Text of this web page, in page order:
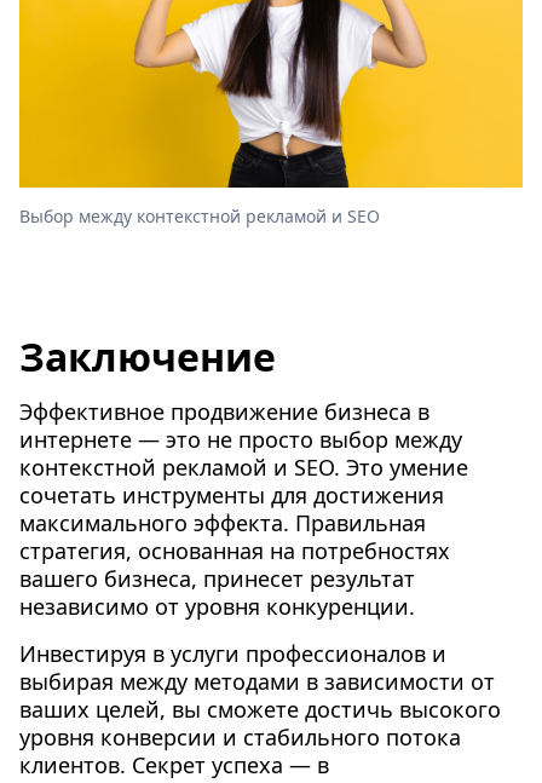
Выбор между контекстной рекламой и SEO
Заключение
Эффективное продвижение бизнеса в
интернете — это не просто выбор между
контекстной рекламой и SEO. Это умение
сочетать инструменты для достижения
максимального эффекта. Правильная
стратегия, основанная на потребностях
вашего бизнеса, принесет результат
независимо от уровня конкуренции.
Инвестируя в услуги профессионалов и
выбирая между методами в зависимости от
ваших целей, вы сможете достичь высокого
уровня конверсии и стабильного потока
клиентов. Секрет успеха — в